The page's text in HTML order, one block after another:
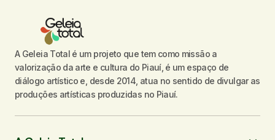
A Geleia Total é um projeto que tem como missão a
valorização da arte e cultura do Piauí, é um espaço de
diálogo artístico e, desde 2014, atua no sentido de divulgar as
produções artísticas produzidas no Piauí.